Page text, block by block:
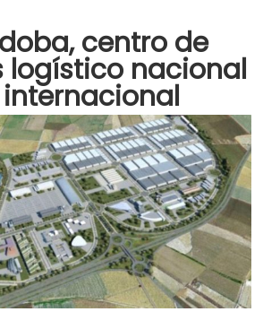
centro de
logístico nacional